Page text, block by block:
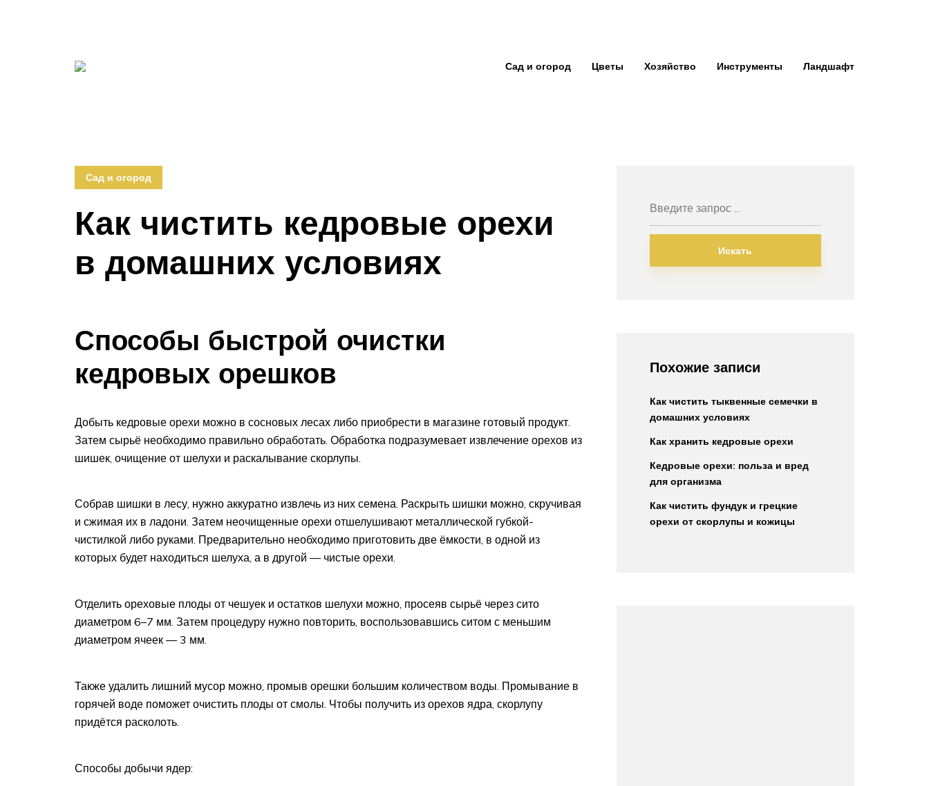
Сад и огород Цветы Хозяйство Инструменты Ландшафт
Сад и огород
Как чистить кедровые орехи
в домашних условиях
Способы быстрой очистки
кедровых орешков
Добыть кедровые орехи можно в сосновых лесах либо приобрести в магазине готовый продукт.
Затем сырьё необходимо правильно обработать. Обработка подразумевает извлечение орехов из
шишек, очищение от шелухи и раскалывание скорлупы.
Собрав шишки в лесу, нужно аккуратно извлечь из них семена. Раскрыть шишки можно, скручивая
и сжимая их в ладони. Затем неочищенные орехи отшелушивают металлической губкой-
чистилкой либо руками. Предварительно необходимо приготовить две ёмкости, в одной из
которых будет находиться шелуха, а в другой — чистые орехи.
Отделить ореховые плоды от чешуек и остатков шелухи можно, просеяв сырьё через сито
диаметром 6–7 мм. Затем процедуру нужно повторить, воспользовавшись ситом с меньшим
диаметром ячеек — 3 мм.
Также удалить лишний мусор можно, промыв орешки большим количеством воды. Промывание в
горячей воде поможет очистить плоды от смолы. Чтобы получить из орехов ядра, скорлупу
придётся расколоть.
Способы добычи ядер:
Искать
Похожие записи
Как чистить тыквенные семечки в
домашних условиях
Как хранить кедровые орехи
Кедровые орехи: польза и вред
для организма
Как чистить фундук и грецкие
орехи от скорлупы и кожицы